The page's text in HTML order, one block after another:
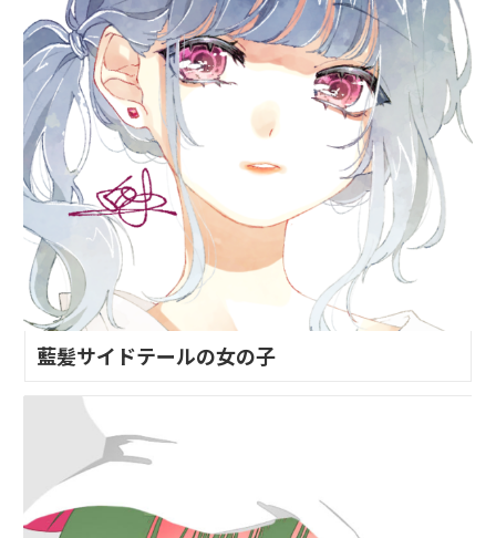
藍髪サイドテールの女の子